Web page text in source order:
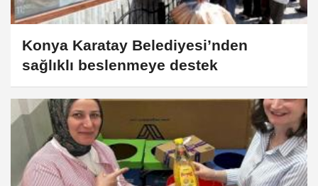
Konya Karatay Belediyesi’nden
sağlıklı beslenmeye destek